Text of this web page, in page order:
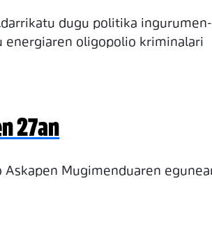
dugu politika
energiaren oligopolio kriminalari
27an
Mugimenduaren